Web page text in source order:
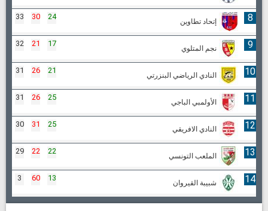
8 إتحاد تطاوين
33 30 24
9 نجم المتلوي
32 21 17
10 النادي الرياضي البنزرتي
31 26 21
11 الأولمبي الباجي
31 26 25
12 النادي الافريقي
30 31 25
13 الملعب التونسي
29 22 22
14 شبيبة القيروان
3 60 13